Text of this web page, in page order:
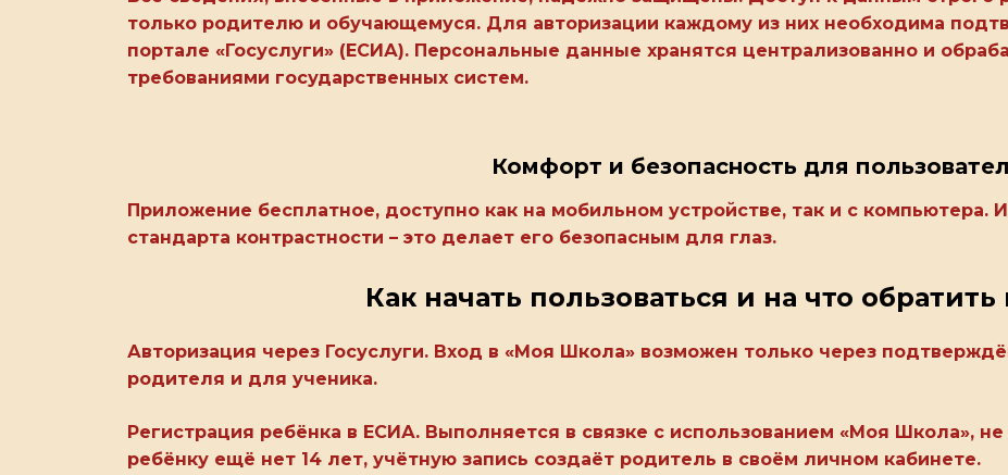
только родителю и обучающемуся. Для авторизации каждому из них необходима
портале «Госуслуги» (ЕСИА). Персональные данные хранятся централизованно и
требованиями государственных систем.
Комфорт и безопасность для
Приложение бесплатное, доступно как на мобильном устройстве, так и с компьютера.
стандарта контрастности – это делает его безопасным для глаз.
Как начать пользоваться и на что
Авторизация через Госуслуги. Вход в «Моя Школа» возможен только через
родителя и для ученика.
Регистрация ребёнка в ЕСИА. Выполняется в связке с использованием «Моя Школа»,
ребёнку ещё нет 14 лет, учётную запись создаёт родитель в своём личном кабинете.